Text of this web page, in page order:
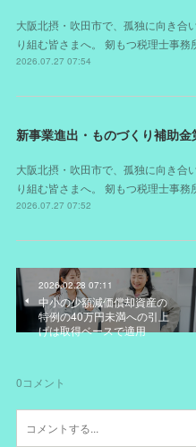
大阪北摂・吹田市で、孤独に向き合
り組む皆さまへ。 剱もつ税理士事務
2026.07.27 07:54
大阪北摂・吹田市で、孤独に向き合
り組む皆さまへ。 剱もつ税理士事務
2026.07.27 07:52
2026.02.28 07:11
中小の少額減価償却資産の
特例の40万円未満への引上
げは取得ベースで適用
0コメント